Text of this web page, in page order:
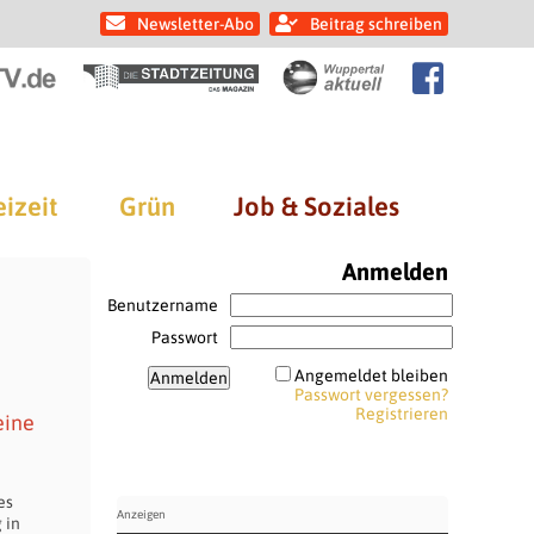
Newsletter-Abo Beitrag schreiben
Grün Job & Soziales
in
Anmelden
Benutzername
Passwort
Angemeldet bleiben
Passwort vergessen?
Registrieren